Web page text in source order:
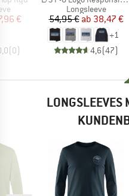
Preis
€
(0)
Produktgruppe
Longsleeve
Preis
54,95 € ab 38,47 €
+1
4,6(47)
LONGSLEEVES